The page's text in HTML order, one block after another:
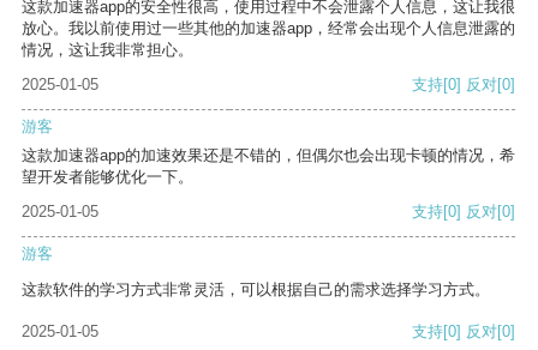
这款加速器app的安全性很高，使用过程中不会泄露个人信息，这让我很
放心。我以前使用过一些其他的加速器app，经常会出现个人信息泄露的
情况，这让我非常担心。
2025-01-05
支持[0] 反对[0]
游客
这款加速器app的加速效果还是不错的，但偶尔也会出现卡顿的情况，希
望开发者能够优化一下。
2025-01-05
支持[0] 反对[0]
游客
这款软件的学习方式非常灵活，可以根据自己的需求选择学习方式。
2025-01-05 支持[0] 反对[0]